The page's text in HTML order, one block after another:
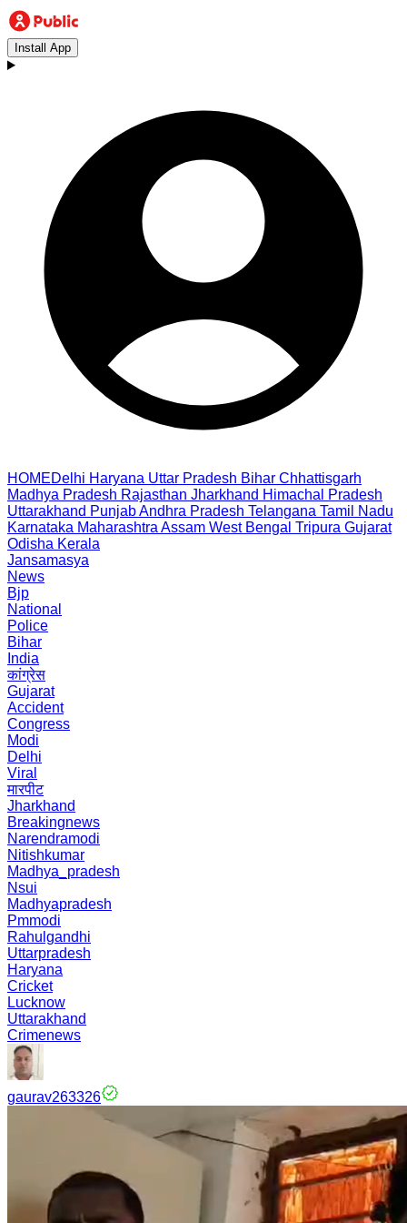
Install App
HOMEDelhi Haryana Uttar Pradesh Bihar Chhattisgarh
Madhya Pradesh Rajasthan Jharkhand Himachal Pradesh
Uttarakhand PunjabAndhra Pradesh Telangana Tamil Nadu
Karnataka Maharashtra Assam West Bengal Tripura Gujarat
Odisha Kerala
Jansamasya
News
Bjp
National
Police
Bihar
India
कांग्रेस
Gujarat
Accident
Congress
Modi
Delhi
Viral
मारपीट
Jharkhand
Breakingnews
Narendramodi
Nitishkumar
Madhya_pradesh
Nsui
Madhyapradesh
Pmmodi
Rahulgandhi
Uttarpradesh
Haryana
Cricket
Lucknow
Uttarakhand
Crimenews
gaurav263326